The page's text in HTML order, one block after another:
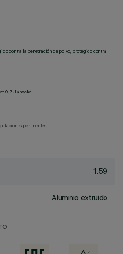
contra la penetración de polvo, protegido contra
0,7 J shocks
pertinentes.
1.59
Aluminio extruido